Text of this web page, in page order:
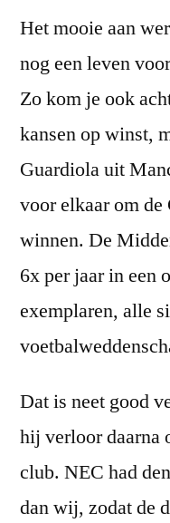
Het mooie aan
nog een leven
Zo kom je ook
kansen op winst,
Guardiola uit
voor elkaar om de
winnen. De
6x per jaar in een
exemplaren, alle
Dat is neet good
hij verloor daarna
club. NEC had
dan wij, zodat de